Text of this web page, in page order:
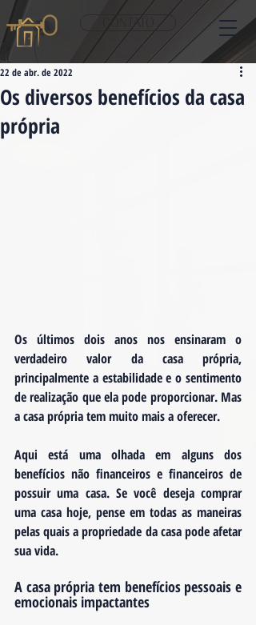
CONTATO
Os diversos benefícios da casa
própria
22 de abr. de 2022
Os últimos dois anos nos ensinaram o
verdadeiro valor da casa própria,
principalmente a estabilidade e o sentimento
de realização que ela pode proporcionar. Mas
a casa própria tem muito mais a oferecer.
Aqui está uma olhada em alguns dos
benefícios não financeiros e financeiros de
possuir uma casa. Se você deseja comprar
uma casa hoje, pense em todas as maneiras
pelas quais a propriedade da casa pode afetar
sua vida.
A casa própria tem benefícios pessoais e
emocionais impactantes